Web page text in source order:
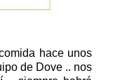
hace unos
de Dove .. nos